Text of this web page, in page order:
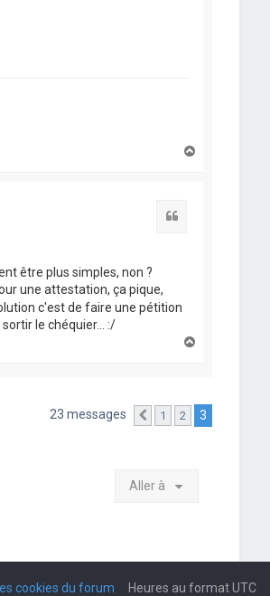
être plus simples, non ?
une attestation, ça pique,
c'est de faire une pétition
le chéquier... :/
23 messages Précédente
1 2 3
Aller à
Heures au formatUTC
cookies du forum